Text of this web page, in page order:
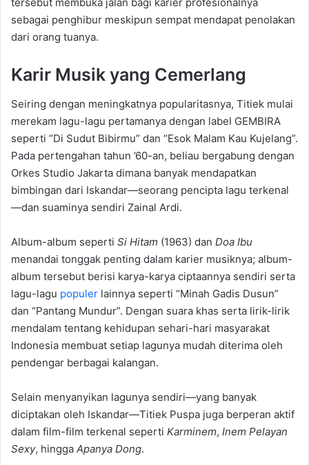
sebagai penghibur meskipun sempat mendapat penolakan
dari orang tuanya.
Karir Musik yang Cemerlang
Seiring dengan meningkatnya popularitasnya, Titiek mulai
merekam lagu-lagu pertamanya dengan label GEMBIRA
seperti “Di Sudut Bibirmu” dan “Esok Malam Kau Kujelang”.
Pada pertengahan tahun ’60-an, beliau bergabung dengan
Orkes Studio Jakarta dimana banyak mendapatkan
bimbingan dari Iskandar—seorang pencipta lagu terkenal
—dan suaminya sendiri Zainal Ardi.
Album-album seperti Si Hitam (1963) dan Doa Ibu
menandai tonggak penting dalam karier musiknya; album-
album tersebut berisi karya-karya ciptaannya sendiri serta
lagu-lagu populer lainnya seperti “Minah Gadis Dusun”
dan “Pantang Mundur”. Dengan suara khas serta lirik-lirik
mendalam tentang kehidupan sehari-hari masyarakat
Indonesia membuat setiap lagunya mudah diterima oleh
pendengar berbagai kalangan.
Selain menyanyikan lagunya sendiri—yang banyak
diciptakan oleh Iskandar—Titiek Puspa juga berperan aktif
dalam film-film terkenal seperti Karminem, Inem Pelayan
Sexy, hingga Apanya Dong.